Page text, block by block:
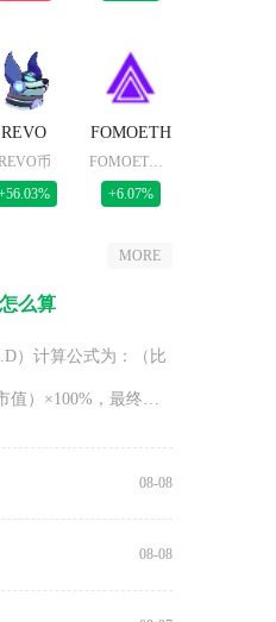
REVO
币
FOMOETH
+6.07%
MORE
么算
）计算公式为：（比
）×100%，最终得
08-08
08-08